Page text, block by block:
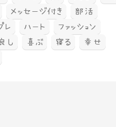
メッセージ付き
部活
レ ハート
ファッション
し 喜ぶ 寝る
幸せ